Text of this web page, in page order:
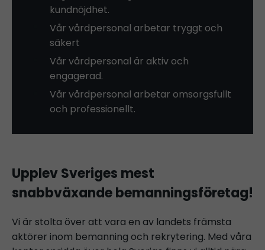
kundnöjdhet.
Vår vårdpersonal arbetar tryggt och
säkert
Vår vårdpersonal är aktiv och
engagerad.
Vår vårdpersonal arbetar omsorgsfullt
och professionellt.
Upplev Sveriges mest
snabbväxande bemanningsföretag!
Vi är stolta över att vara en av landets främsta
aktörer inom bemanning och rekrytering. Med våra